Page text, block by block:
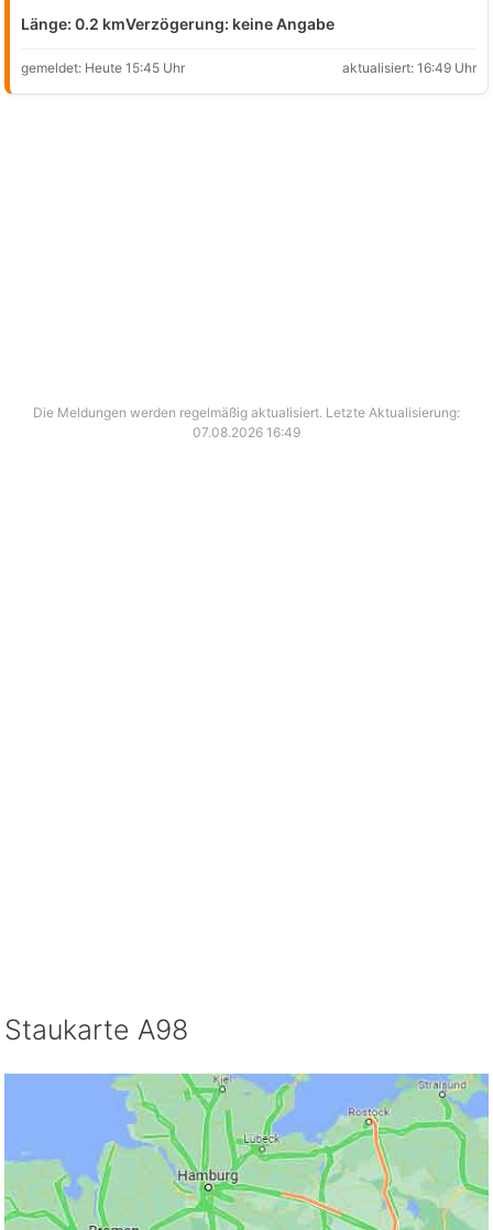
Länge: 0.2 kmVerzögerung: keine Angabe
gemeldet: Heute 15:45 Uhr aktualisiert: 16:49 Uhr
Die Meldungen werden regelmäßig aktualisiert. Letzte Aktualisierung:
07.08.2026 16:49
Staukarte A98